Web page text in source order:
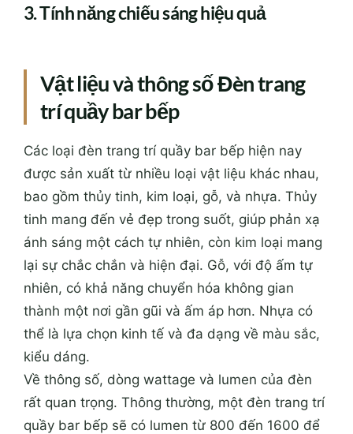
3. Tính năng chiếu sáng hiệu quả
Vật liệu và thông số Đèn trang
trí quầy bar bếp
Các loại đèn trang trí quầy bar bếp hiện nay
được sản xuất từ nhiều loại vật liệu khác nhau,
bao gồm thủy tinh, kim loại, gỗ, và nhựa. Thủy
tinh mang đến vẻ đẹp trong suốt, giúp phản xạ
ánh sáng một cách tự nhiên, còn kim loại mang
lại sự chắc chắn và hiện đại. Gỗ, với độ ấm tự
nhiên, có khả năng chuyển hóa không gian
thành một nơi gần gũi và ấm áp hơn. Nhựa có
thể là lựa chọn kinh tế và đa dạng về màu sắc,
kiểu dáng.
Về thông số, dòng wattage và lumen của đèn
rất quan trọng. Thông thường, một đèn trang trí
quầy bar bếp sẽ có lumen từ 800 đến 1600 để